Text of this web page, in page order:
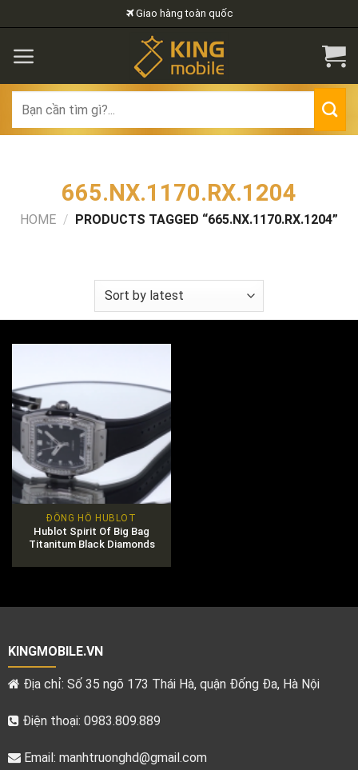
to
content
Giao hàng toàn quốc
for:
665.NX.1170.RX.1204
HOME / PRODUCTS TAGGED “665.NX.1170.RX.1204”
ĐỒNG HỒ HUBLOT
Hublot Spirit Of Big Bag
Titanitum Black Diamonds
KINGMOBILE.VN
Địa chỉ: Số 35 ngõ 173 Thái Hà, quận Đống Đa, Hà Nội
Điện thoại: 0983.809.889
Email: manhtruonghd@gmail.com